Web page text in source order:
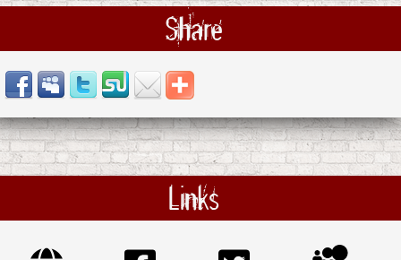
Share
Links